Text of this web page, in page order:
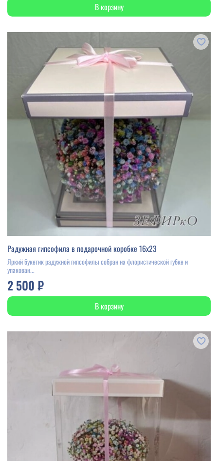
В корзину
Радужная гипсофила в подарочной коробке 16х23
Яркий букетик радужной гипсофилы собран на флористической губке и
упакован...
2 500 ₽
В корзину